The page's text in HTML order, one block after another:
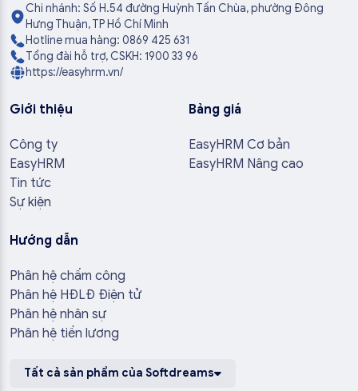
Chi nhánh: Số H.54 đường Huỳnh Tấn Chùa, phường Đông
Hưng Thuận, TP Hồ Chí Minh
Hotline mua hàng: 0869 425 631
Tổng đài hỗ trợ, CSKH: 1900 33 96
https://easyhrm.vn/
Giới thiệu
Công ty
EasyHRM
Tin tức
Sự kiện
Bảng giá
EasyHRM Cơ bản
EasyHRM Nâng cao
Hướng dẫn
Phân hệ chấm công
Phân hệ HĐLĐ Điện tử
Phân hệ nhân sự
Phân hệ tiền lương
Tất cả sản phẩm của Softdreams